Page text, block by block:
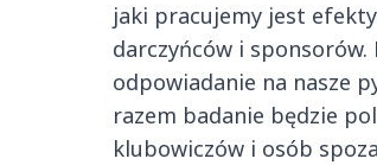
jaki pracujemy jest
darczyńców i
odpowiadanie na nasze
razem badanie będzie
klubowiczów i osób